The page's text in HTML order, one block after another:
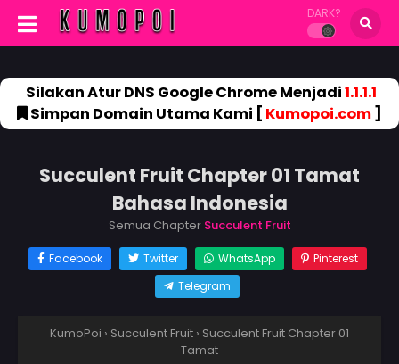
DARK?
Silakan Atur DNS Google Chrome Menjadi1.1.1.1
Simpan Domain Utama Kami [ Kumopoi.com]
Succulent Fruit Chapter 01 Tamat
Bahasa Indonesia
Semua Chapter Succulent Fruit
Facebook Twitter WhatsApp
Pinterest
Telegram
KumoPoi › Succulent Fruit › Succulent Fruit Chapter 01
Tamat